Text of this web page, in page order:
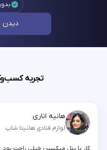
دیدن
تجربه
هانیه اناری
لوازم قنادی هانیتا شاپ